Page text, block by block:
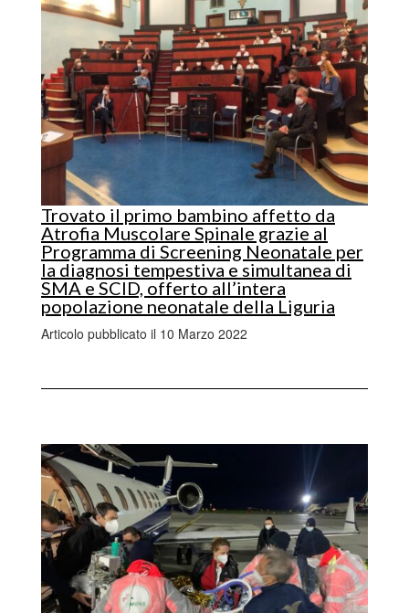
Trovato il primo bambino affetto da
Atrofia Muscolare Spinale grazie al
Programma di Screening Neonatale per
la diagnosi tempestiva e simultanea di
SMA e SCID, offerto all’intera
popolazione neonatale della Liguria
Articolo pubblicato il 10 Marzo 2022